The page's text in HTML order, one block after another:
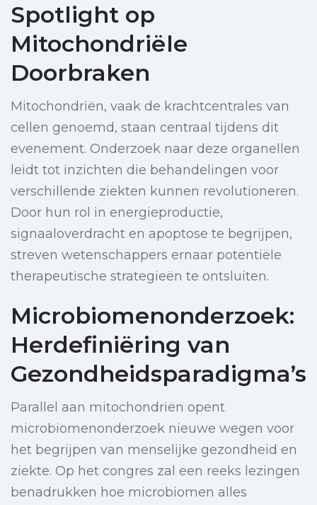
Spotlight op
Mitochondriёle
Doorbraken
Mitochondriën, vaak de krachtcentrales van
cellen genoemd, staan centraal tijdens dit
evenement. Onderzoek naar deze organellen
leidt tot inzichten die behandelingen voor
verschillende ziekten kunnen revolutioneren.
Door hun rol in energieproductie,
signaaloverdracht en apoptose te begrijpen,
streven wetenschappers ernaar potentiële
therapeutische strategieën te ontsluiten.
Microbiomenonderzoek:
Herdefiniëring van
Gezondheidsparadigma’s
Parallel aan mitochondriën opent
microbiomenonderzoek nieuwe wegen voor
het begrijpen van menselijke gezondheid en
ziekte. Op het congres zal een reeks lezingen
benadrukken hoe microbiomen alles